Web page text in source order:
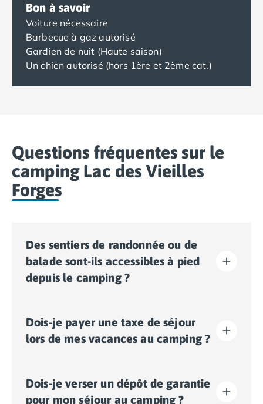
Bon à savoir
Voiture nécessaire
Barbecue à gaz autorisé
Gardien de nuit (Haute saison)
Un chien autorisé (hors 1ère et 2ème cat.)
Questions fréquentes sur le
camping Lac des Vieilles
Forges
Des sentiers de randonnée ou de
balade sont-ils accessibles à pied
depuis le camping ?
accessibles directement à pied depuis la sortie du
camping. C’est l’idéal pour découvrir la nature
environnante en plein air et en toute simplicité, sans
Dois-je payer une taxe de séjour
lors de mes vacances au camping ?
sites touristiques. Il vous faudra donc l’acquitter lors
de votre enregistrement en ligne ou une fois sur place.
Dois-je verser un dépôt de garantie
pour mon séjour au camping ?